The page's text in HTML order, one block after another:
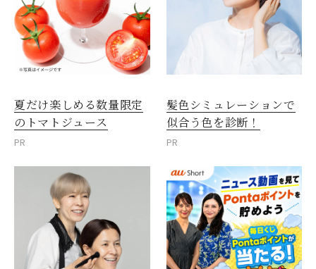
夏だけ楽しめる数量限定
のトマトジュース
PR
髪色シミュレーションで
似合う色を診断！
PR